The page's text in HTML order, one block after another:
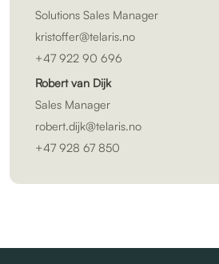
Solutions Sales Manager
kristoffer@telaris.no
+47 922 90 696
Robert van Dijk
Sales Manager
robert.dijk@telaris.no
+47 928 67 850